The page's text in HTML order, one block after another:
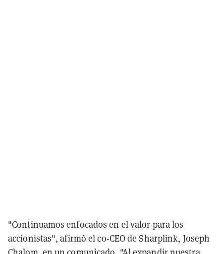
"Continuamos enfocados en el valor para los
accionistas", afirmó el co-CEO de Sharplink, Joseph